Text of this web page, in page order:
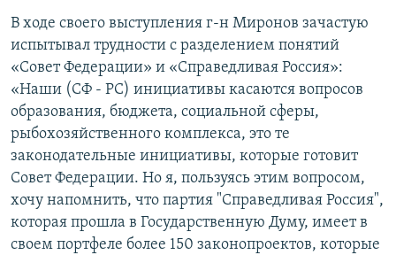
В ходе своего выступления г-н Миронов зачастую
испытывал трудности с разделением понятий
«Совет Федерации» и «Справедливая Россия»:
«Наши (СФ - РС) инициативы касаются вопросов
образования, бюджета, социальной сферы,
рыбохозяйственного комплекса, это те
законодательные инициативы, которые готовит
Совет Федерации. Но я, пользуясь этим вопросом,
хочу напомнить, что партия "Справедливая Россия",
которая прошла в Государственную Думу, имеет в
своем портфеле более 150 законопроектов, которые